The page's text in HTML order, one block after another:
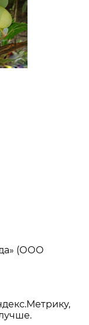
(ООО